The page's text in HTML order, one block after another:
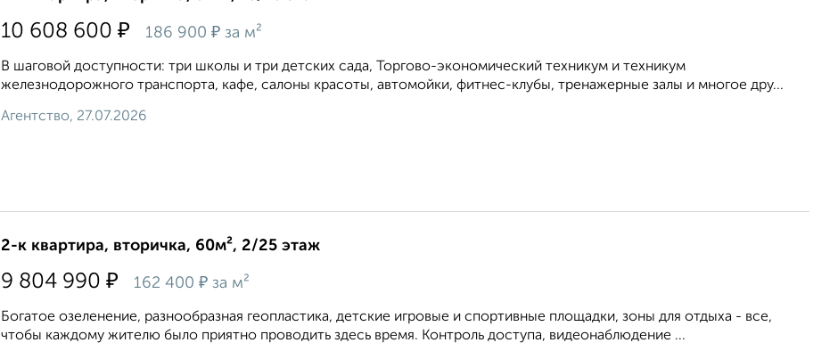
10 608 600 ₽ 186 900 ₽ за м²
В шаговой доступности: три школы и три детских сада, Торгово-экономический техникум и техникум
железнодорожного транспорта, кафе, салоны красоты, автомойки, фитнес-клубы, тренажерные залы и многое дру...
Агентство, 27.07.2026
2-к квартира, вторичка, 60м², 2/25 этаж
9 804 990 ₽ 162 400 ₽ за м²
Богатое озеленение, разнообразная геопластика, детские игровые и спортивные площадки, зоны для отдыха - все,
чтобы каждому жителю было приятно проводить здесь время. Контроль доступа, видеонаблюдение ...